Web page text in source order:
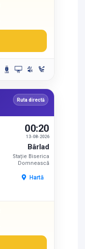
Ruta directă
13-08-2026
00:20
Bârlad
Stație Biserica
Domnească
Hartă